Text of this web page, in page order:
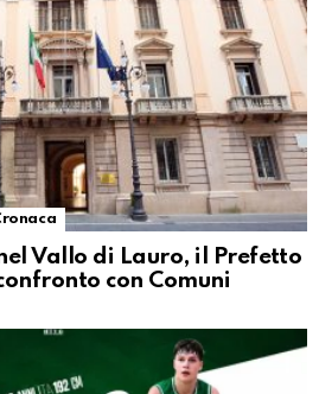
Vallo di Lauro, il Prefetto
con Comuni